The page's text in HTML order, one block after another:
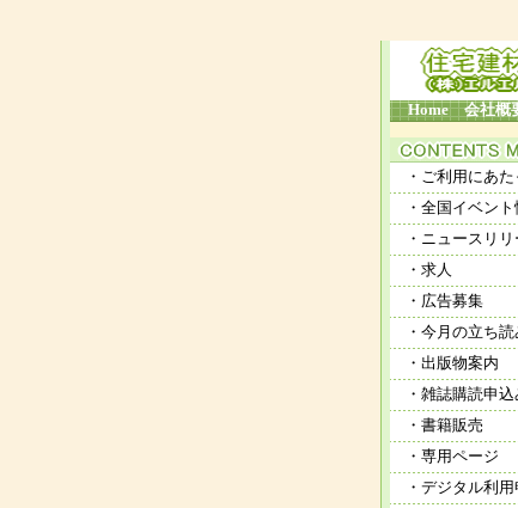
Home 会社概
・ご利用にあた
・全国イベント
・ニュースリリ
・求人
・広告募集
・今月の立ち読
・出版物案内
・雑誌購読申込
・書籍販売
・専用ページ
・デジタル利用